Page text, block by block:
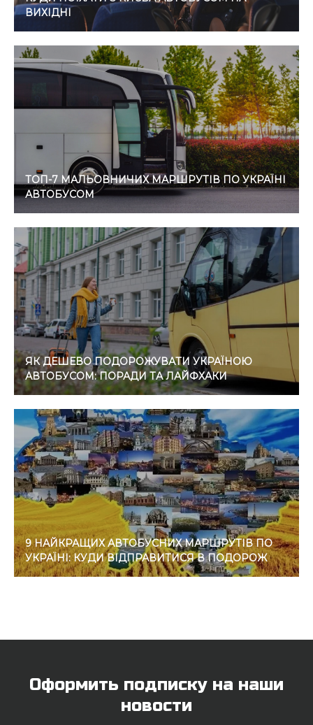
ВИХІДНІ
ТОП-7 МАЛЬОВНИЧИХ МАРШРУТІВ ПО УКРАЇНІ
АВТОБУСОМ
ЯК ДЕШЕВО ПОДОРОЖУВАТИ УКРАЇНОЮ
АВТОБУСОМ: ПОРАДИ ТА ЛАЙФХАКИ
9 НАЙКРАЩИХ АВТОБУСНИХ МАРШРУТІВ ПО
УКРАЇНІ: КУДИ ВІДПРАВИТИСЯ В ПОДОРОЖ
Оформить подписку на наши
новости